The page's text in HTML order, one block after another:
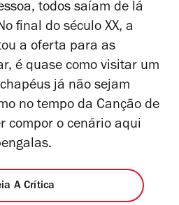
todos saíam de lá
final do século XX, a
a oferta para as
é quase como visitar um
já não sejam
no tempo da Canção de
compor o cenário aqui
A Crítica